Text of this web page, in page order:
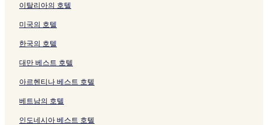
이탈리아의 호텔
미국의 호텔
한국의 호텔
대만 베스트 호텔
아르헨티나 베스트 호텔
베트남의 호텔
인도네시아 베스트 호텔